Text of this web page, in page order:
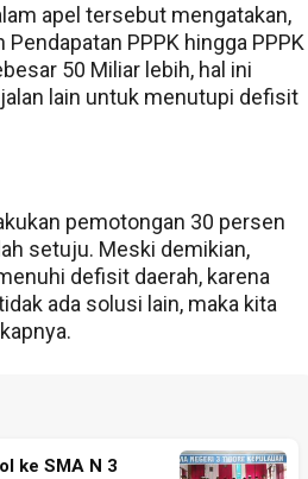
apel tersebut mengatakan,
PPPK hingga PPPK
50 Miliar lebih, hal ini
lain untuk menutupi defisit
pemotongan 30 persen
setuju. Meski demikian,
defisit daerah, karena
ada solusi lain, maka kita
ke SMA N 3